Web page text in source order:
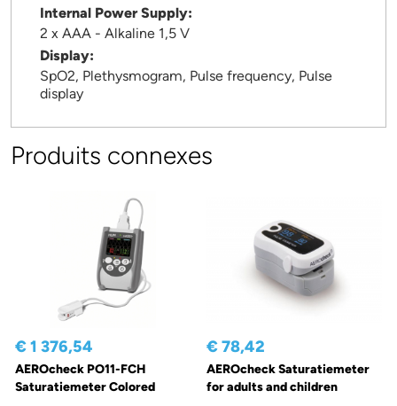
Internal Power Supply:
2 x AAA - Alkaline 1,5 V
Display:
SpO2, Plethysmogram, Pulse frequency, Pulse
display
Produits connexes
€ 1 376,54
AEROcheck PO11-FCH
Saturatiemeter Colored
€ 78,42
AEROcheck Saturatiemeter
for adults and children